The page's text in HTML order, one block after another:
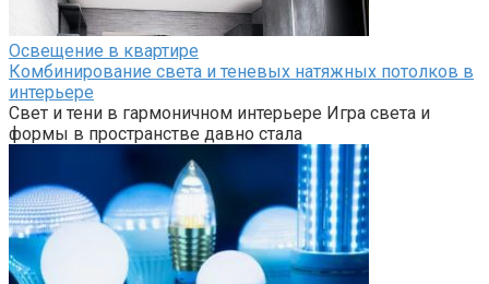
Освещение в квартире
Комбинирование света и теневых натяжных потолков в
интерьере
Свет и тени в гармоничном интерьере Игра света и
формы в пространстве давно стала